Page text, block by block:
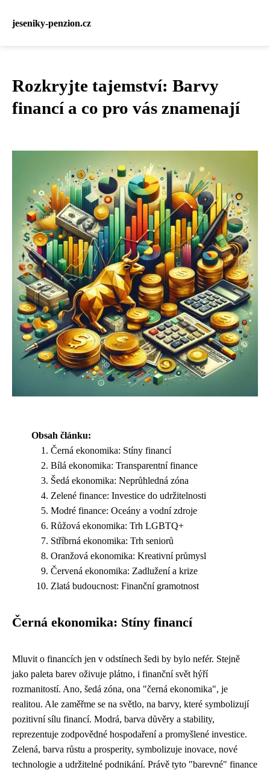
jeseniky-penzion.cz
Rozkryjte tajemství: Barvy
financí a co pro vás znamenají
Obsah článku:
Černá ekonomika: Stíny financí
Bílá ekonomika: Transparentní finance
Šedá ekonomika: Neprůhledná zóna
Zelené finance: Investice do udržitelnosti
Modré finance: Oceány a vodní zdroje
Růžová ekonomika: Trh LGBTQ+
Stříbrná ekonomika: Trh seniorů
Oranžová ekonomika: Kreativní průmysl
Červená ekonomika: Zadlužení a krize
Zlatá budoucnost: Finanční gramotnost
Černá ekonomika: Stíny financí
Mluvit o financích jen v odstínech šedi by bylo nefér. Stejně
jako paleta barev oživuje plátno, i finanční svět hýří
rozmanitostí. Ano, šedá zóna, ona "černá ekonomika", je
realitou. Ale zaměřme se na světlo, na barvy, které symbolizují
pozitivní sílu financí. Modrá, barva důvěry a stability,
reprezentuje zodpovědné hospodaření a promyšlené investice.
Zelená, barva růstu a prosperity, symbolizuje inovace, nové
technologie a udržitelné podnikání. Právě tyto "barevné" finance